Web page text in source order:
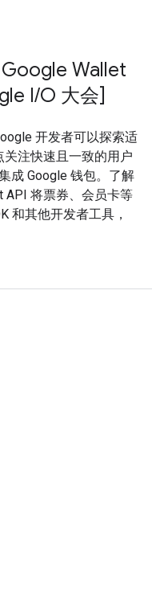
Wallet
I/O 大会]
开发者可以探索适
关注快速且一致的用户
成 Google 钱包。了解
API 将票券、会员卡等
和其他开发者工具，